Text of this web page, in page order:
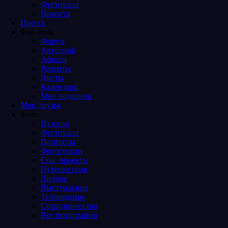
Фестивали
Новости
Пресса
Фан-зона
Форум
Автограф
Афиши
Рецепты
Диеты
Календари
Мне подарили
Мои друзья
Фото
Из кино
Фестивали
Портреты
Фотосессии
Соц. проекты
Путешествия
Личное
Выступления
Телевидение
Сотрудничество
Все фотографии